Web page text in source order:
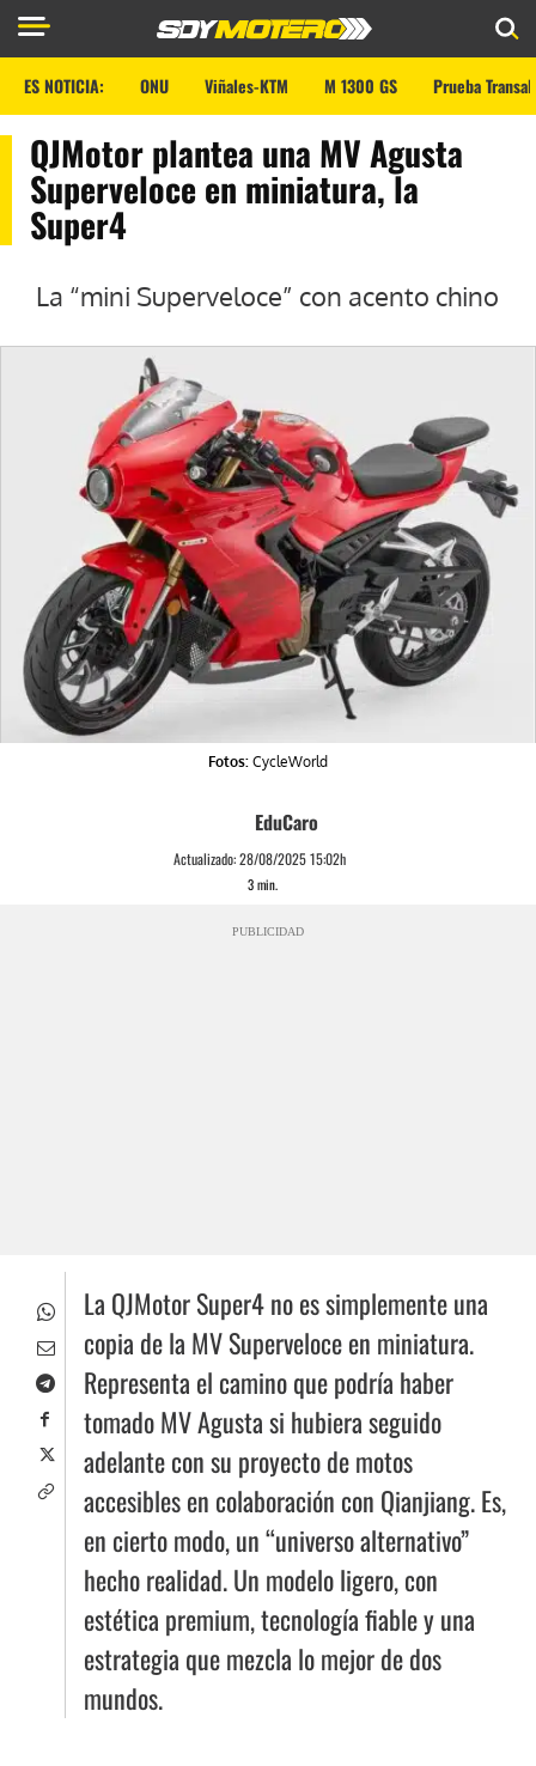
ES NOTICIA: ONU Viñales-KTM M 1300 GS Prueba
QJMotor plantea una MV Agusta
Superveloce en miniatura, la
Super4
La “mini Superveloce” con acento chino
Fotos: CycleWorld
EduCaro
Actualizado:28/08/2025 15:02h
3min.
PUBLICIDAD
La QJMotor Super4 no es simplemente una
copia de la MV Superveloce en miniatura.
Representa el camino que podría haber
tomado MV Agusta si hubiera seguido
adelante con su proyecto de motos
accesibles en colaboración con Qianjiang. Es,
en cierto modo, un “universo alternativo”
hecho realidad. Un modelo ligero, con
estética premium, tecnología fiable y una
estrategia que mezcla lo mejor de dos
mundos.